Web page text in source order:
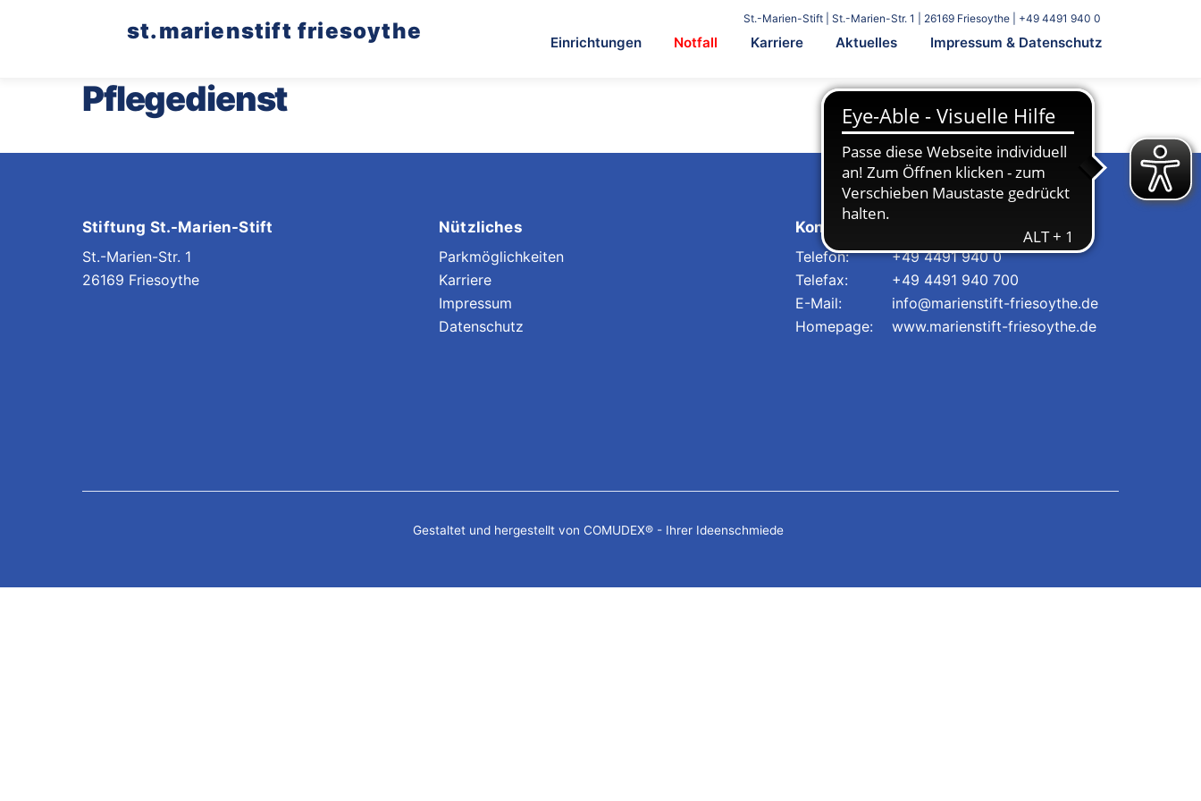
st.marienstift friesoythe St.-Marien-Stift | St.-Marien-Str. 1 | 26169 Friesoythe | +49 4491 940 0
Einrichtungen Notfall Karriere Aktuelles Impressum & Datenschutz
Pflegedienst
Stiftung St.-Marien-Stift
St.-Marien-Str. 1
26169 Friesoythe
Nützliches
Parkmöglichkeiten
Karriere
Impressum
Datenschutz
Kontakt
+49 4491 940 0
+49 4491 940 700
info@marienstift-friesoythe.de
www.marienstift-friesoythe.de
Gestaltet und hergestellt von COMUDEX® - Ihrer Ideenschmiede